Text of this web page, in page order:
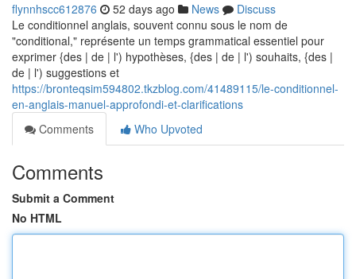
flynnhscc612876 52 days ago News
Discuss
Le conditionnel anglais, souvent connu sous le nom de
"conditional," représente un temps grammatical essentiel pour
exprimer {des | de | l') hypothèses, {des | de | l') souhaits, {des |
de | l') suggestions et
https://bronteqsim594802.tkzblog.com/41489115/le-conditionnel-
en-anglais-manuel-approfondi-et-clarifications
Comments
Who Upvoted
Comments
Submit a Comment
No HTML